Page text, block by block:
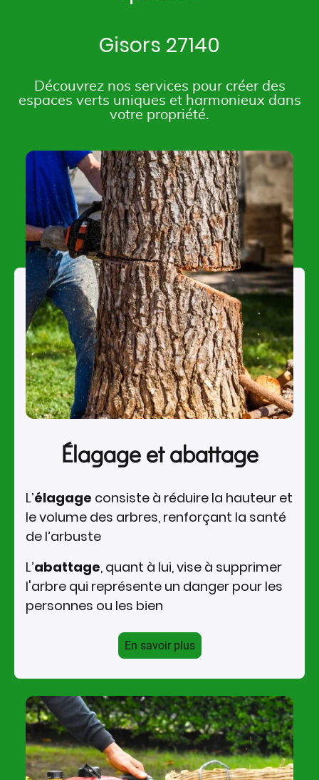
Gisors 27140
Découvrez nos services pour créer des
espaces verts uniques et harmonieux dans
votre propriété.
Élagage et abattage
L’élagage consiste à réduire la hauteur et
le volume des arbres, renforçant la santé
de l’arbuste
L’abattage, quant à lui, vise à supprimer
l'arbre qui représente un danger pour les
personnes ou les bien
En savoir plus